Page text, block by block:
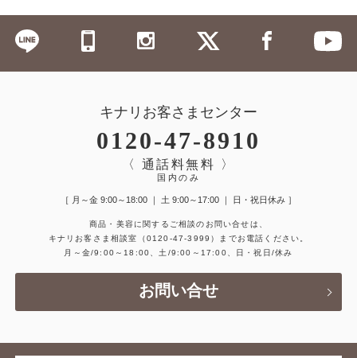
キナリお客さまセンター
0120-47-8910
〈 通話料無料 〉
国内のみ
［ 月～金 9:00～18:00 ｜ 土 9:00～17:00 ｜ 日・祝日休み ］
商品・美容に関するご相談のお問い合せは、
キナリお客さま相談室
（0120-47-3999）
までお電話ください。
月～金/9:00～18:00、土/9:00～17:00、日・祝日/休み
お問い合せ